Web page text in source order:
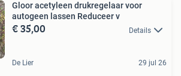
Gloor acetyleen drukregelaar voor
autogeen lassen Reduceer v
€ 35,00 Details
De Lier 29 jul 26